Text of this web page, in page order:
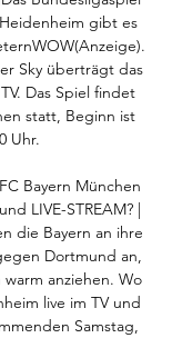
gibt es
Sky über­trägt das
Das Spiel fin­det
statt, Beginn ist
Uhr.
Bayern München
LIVE-STREAM? |
die Bayern an ihre
Dortmund an,
anziehen. Wo
live im TV und
Samstag,